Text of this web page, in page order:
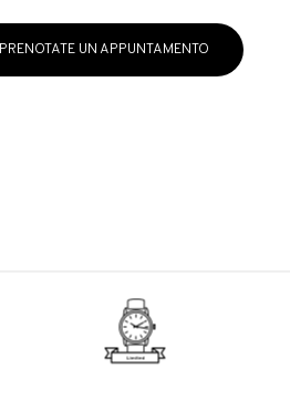
PRENOTATE UN APPUNTAMENTO